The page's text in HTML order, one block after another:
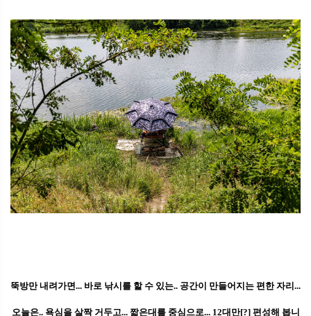
뚝방만 내려가면... 바로 낚시를 할 수 있는.. 공간이 만들어지는 편한 자리...
오늘은.. 욕심을 살짝 거두고... 짧은대를 중심으로... 12대만[?] 편성해 봅니